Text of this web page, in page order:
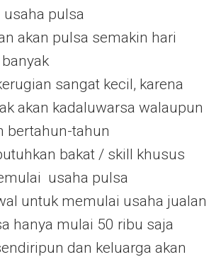
pulsa
akan pulsa semakin hari
sangat kecil, karena
akan kadaluwarsa walaupun
bertahun-tahun
bakat / skill khusus
usaha pulsa
untuk memulai usaha jualan
hanya mulai 50 ribu saja
dan keluarga akan